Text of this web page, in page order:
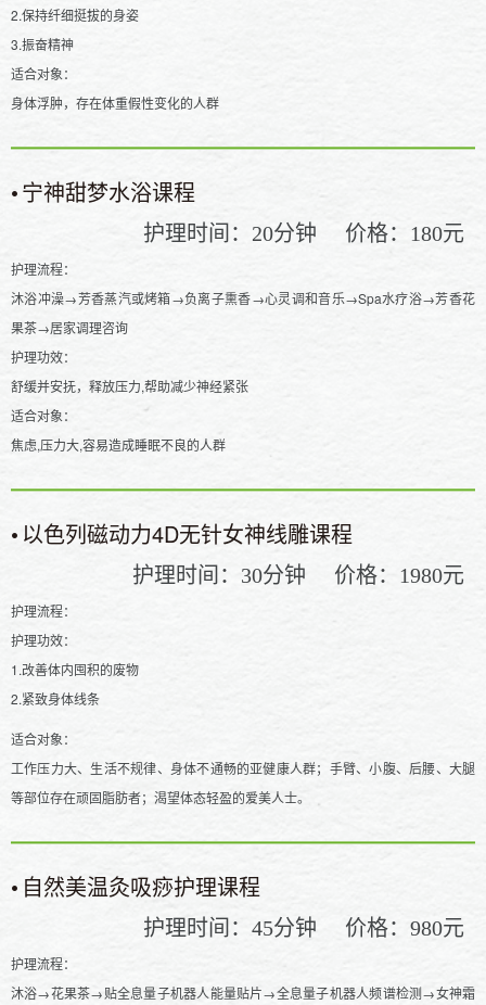
2.保持纤细挺拔的身姿
3.振奋精神
适合对象：
身体浮肿，存在体重假性变化的人群
•宁神甜梦水浴课程
护理时间： 20分钟 价格： 180元
护理流程：
沐浴冲澡→芳香蒸汽或烤箱→负离子熏香→心灵调和音乐→Spa水疗浴→芳香花
果茶→居家调理咨询
护理功效：
舒缓并安抚，释放压力,帮助减少神经紧张
适合对象：
焦虑,压力大,容易造成睡眠不良的人群
• 以色列磁动力4D无针女神线雕课程
护理时间：
30分钟 价格： 1980元
护理流程：
护理功效：
1.改善体内囤积的废物
2.紧致身体线条
适合对象：
工作压力大、生活不规律、身体不通畅的亚健康人群；手臂、小腹、后腰、大腿
等部位存在顽固脂肪者；渴望体态轻盈的爱美人士。
• 自然美温灸吸痧护理课程
护理时间： 45分钟 价格： 980元
护理流程：
沐浴→花果茶→贴全息量子机器人能量贴片→全息量子机器人频谱检测→女神霜